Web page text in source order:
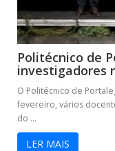
Politécnico de
investigadores
O Politécnico de
fevereiro, vários
do ...
LER MAIS